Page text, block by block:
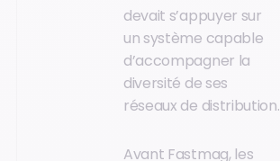
devait s’appuyer sur
un système capable
d’accompagner la
diversité de ses
réseaux de distribution.
Avant Fastmag, les